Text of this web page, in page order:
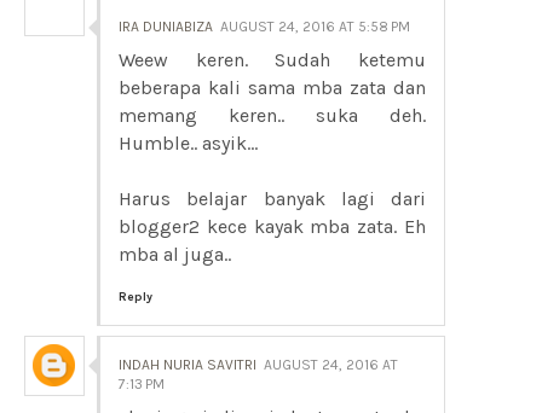
IRA DUNIABIZA AUGUST 24, 2016 AT 5:58 PM
Weew keren. Sudah ketemu
beberapa kali sama mba zata dan
memang keren.. suka deh.
Humble.. asyik...
Harus belajar banyak lagi dari
blogger2 kece kayak mba zata. Eh
mba al juga..
Reply
INDAH NURIA SAVITRI AUGUST 24, 2016 AT
7:13 PM